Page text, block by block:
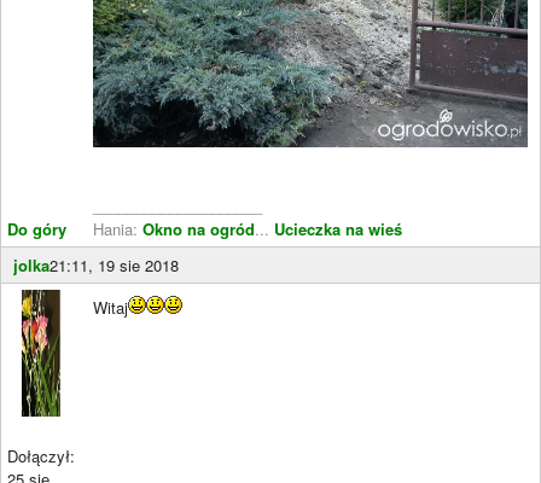
Do góry
Hania: Okno na ogród... Ucieczka na wieś
jolka21:11, 19 sie 2018
Dołączył:
Witaj